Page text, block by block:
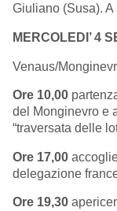
Giuliano (Susa).
MERCOLEDI’ 4
Venaus/
Ore 10,00
del Monginevro e
“traversata delle
Ore 17,00
delegazione
Ore 19,30